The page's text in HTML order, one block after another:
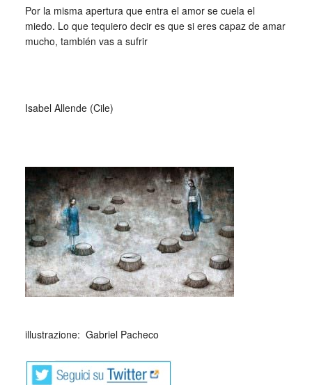
Por la misma apertura que entra el amor se cuela el
miedo. Lo que tequiero decir es que si eres capaz de amar
mucho, también vas a sufrir
Isabel Allende (Cile)
illustrazione: Gabriel Pacheco